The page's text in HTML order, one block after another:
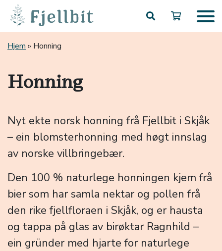
Hjem » Honning
Honning
Nyt ekte norsk honning frå Fjellbit i Skjåk
– ein blomsterhonning med høgt innslag
av norske villbringebær.
Den 100 % naturlege honningen kjem frå
bier som har samla nektar og pollen frå
den rike fjellfloraen i Skjåk, og er hausta
og tappa på glas av birøktar Ragnhild –
ein gründer med hjarte for naturlege